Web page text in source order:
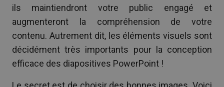
ils maintiendront votre public engagé et
augmenteront la compréhension de votre
contenu. Autrement dit, les éléments visuels sont
décidément très importants pour la conception
efficace des diapositives PowerPoint !